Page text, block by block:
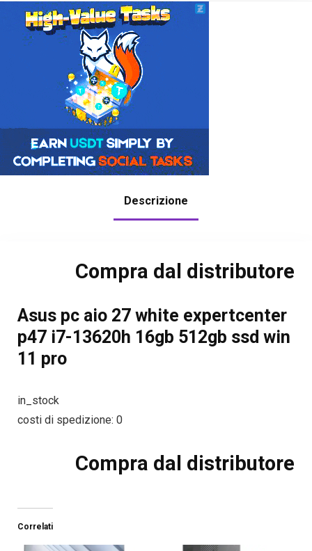
Descrizione
Compra dal distributore
Asus pc aio 27 white expertcenter
p47 i7-13620h 16gb 512gb ssd win
11 pro
in_stock
costi di spedizione: 0
Compra dal distributore
Correlati